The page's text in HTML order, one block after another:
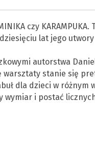
czy
lat jego
autorstwa
stanie się
dla dzieci w różnym
i postać